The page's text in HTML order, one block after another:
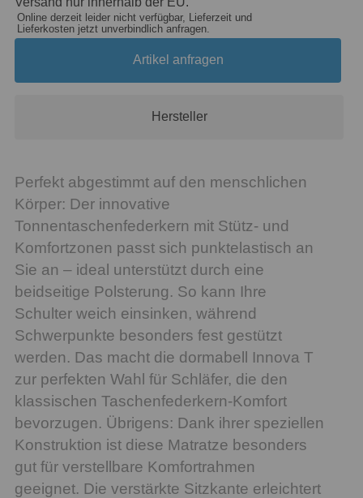
Online derzeit leider nicht verfügbar, Lieferzeit und
Lieferkosten jetzt unverbindlich anfragen.
Artikel anfragen
Hersteller
Perfekt abgestimmt auf den menschlichen
Körper: Der innovative
Tonnentaschenfederkern mit Stütz- und
Komfortzonen passt sich punktelastisch an
Sie an – ideal unterstützt durch eine
beidseitige Polsterung. So kann Ihre
Schulter weich einsinken, während
Schwerpunkte besonders fest gestützt
werden. Das macht die dormabell Innova T
zur perfekten Wahl für Schläfer, die den
klassischen Taschenfederkern-Komfort
bevorzugen. Übrigens: Dank ihrer speziellen
Konstruktion ist diese Matratze besonders
gut für verstellbare Komfortrahmen
geeignet. Die verstärkte Sitzkante erleichtert